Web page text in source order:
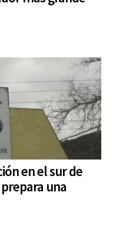
en el sur de
una